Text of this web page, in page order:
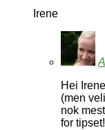
Irene
Hei
(men
nok
for tipset!